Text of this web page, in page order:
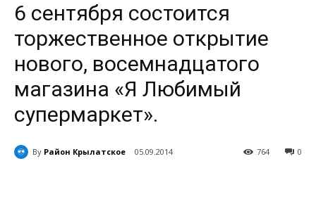
6 сентября состоится
торжественное открытие
нового, восемнадцатого
магазина «Я Любимый
супермаркет».
By Район Крылатское 05.09.2014 0
764